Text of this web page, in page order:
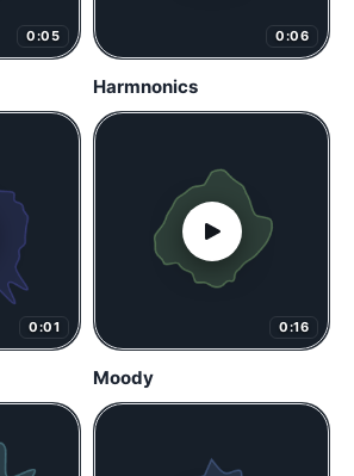
0:05 0:06
Harmnonics
0:01 0:16
Moody